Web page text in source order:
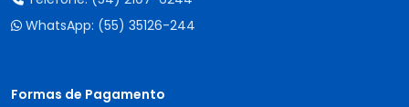
WhatsApp: (55) 35126-244
Formas de Pagamento